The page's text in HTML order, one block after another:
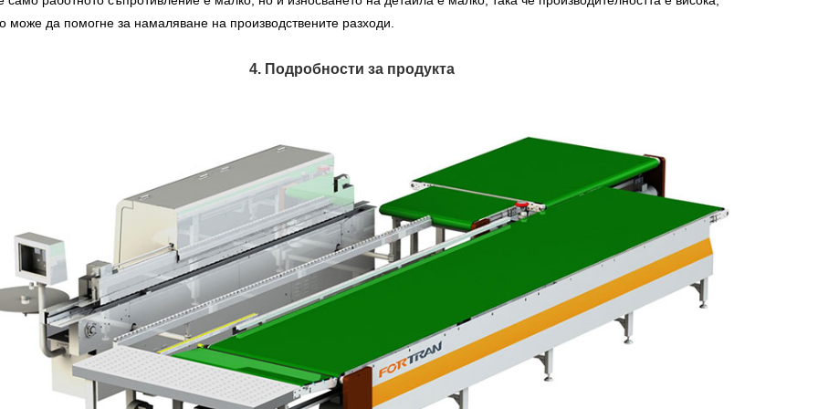
може да помогне за намаляване на производствените разходи.
4. Подробности за продукта